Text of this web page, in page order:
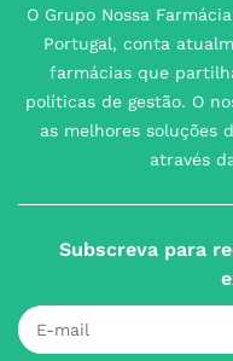
O Grupo Nossa
Portugal, conta
farmácias que
políticas de gestão. O
as melhores soluções
através
Subscreva para